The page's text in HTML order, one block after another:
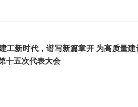
工新时代，谱写新篇章开 为高质量
十五次代表大会